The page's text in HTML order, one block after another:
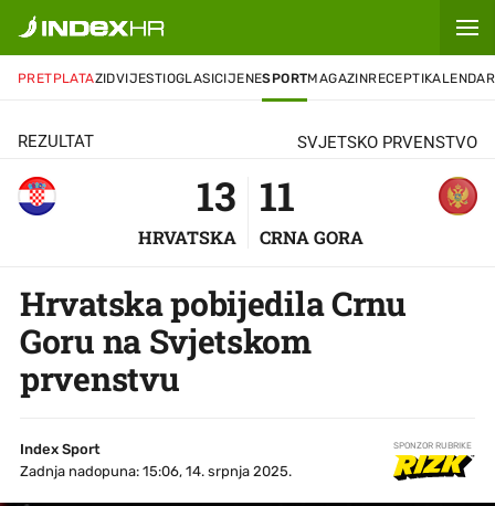
PRETPLATAZIDVIJESTIOGLASICIJENESPORTMAGAZINRECEPTIKALENDAR
REZULTAT SVJETSKO PRVENSTVO
13 11
HRVATSKA CRNA GORA
Hrvatska pobijedila Crnu
Goru na Svjetskom
prvenstvu
Index Sport
Zadnja nadopuna: 15:06, 14. srpnja 2025.
SPONZOR RUBRIKE
OTVORI